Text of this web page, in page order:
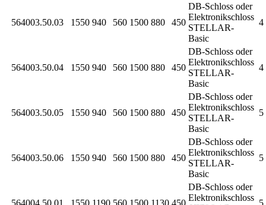
564003.50.03 1550 940 560 1500 880 450
DB-Schloss oder
Elektronikschloss
STELLAR-
Basic
4
564003.50.04 1550 940 560 1500 880 450
DB-Schloss oder
Elektronikschloss
STELLAR-
Basic
4
564003.50.05 1550 940 560 1500 880 450
DB-Schloss oder
Elektronikschloss
STELLAR-
Basic
5
564003.50.06 1550 940 560 1500 880 450
DB-Schloss oder
Elektronikschloss
STELLAR-
Basic
5
564004.50.01 1550 1190 560 1500 1130 450
DB-Schloss oder
Elektronikschloss
5